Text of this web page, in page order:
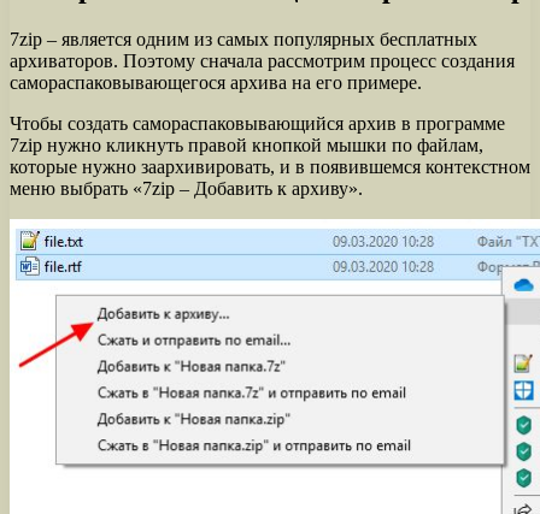
7zip – является одним из самых популярных бесплатных
архиваторов. Поэтому сначала рассмотрим процесс создания
самораспаковывающегося архива на его примере.
Чтобы создать самораспаковывающийся архив в программе
7zip нужно кликнуть правой кнопкой мышки по файлам,
которые нужно заархивировать, и в появившемся контекстном
меню выбрать «7zip – Добавить к архиву».